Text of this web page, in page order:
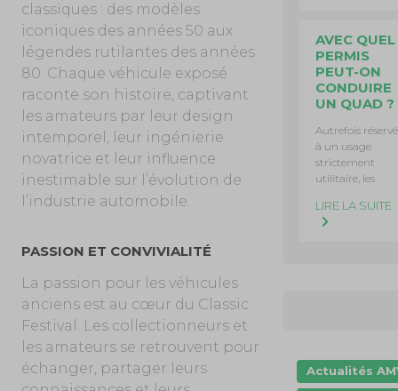
classiques : des modèles
iconiques des années 50 aux
légendes rutilantes des années
80. Chaque véhicule exposé
raconte son histoire, captivant
les amateurs par leur design
intemporel, leur ingénierie
novatrice et leur influence
inestimable sur l’évolution de
l’industrie automobile.
PASSION ET CONVIVIALITÉ
La passion pour les véhicules
anciens est au cœur du Classic
Festival. Les collectionneurs et
les amateurs se retrouvent pour
échanger, partager leurs
AVEC QUEL
PERMIS
PEUT-ON
CONDUIRE
UN QUAD ?
Autrefois
à un usage
strictement
utilitaire, les
LIRE LA SUITE
Actualités